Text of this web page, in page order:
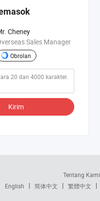
Cheney
Sales Manager
Obrolan
Kirim
Tentang Kami
English 简体中文 繁體中文